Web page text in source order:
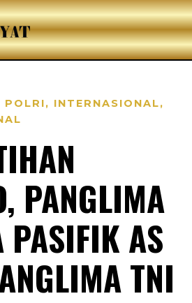
POLRI, INTERNASIONAL,
PANGLIMA
PASIFIK AS
TNI